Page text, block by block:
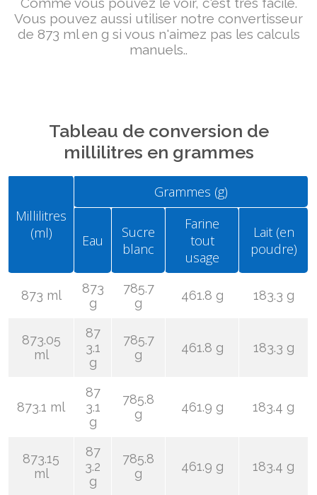
Vous pouvez aussi utiliser notre convertisseur
de 873 ml en g si vous n'aimez pas les calculs
manuels..
Tableau de conversion de
millilitres en grammes
Millilitres
(ml)
Grammes (g)
Eau
Sucre
blanc
Farine
tout
usage
Lait (en
poudre)
873 ml
873
g
785.7
g
461.8 g 183.3 g
873.05
ml
87
3.1
g
785.7
g
461.8 g 183.3 g
873.1 ml
87
3.1
g
785.8
g
461.9 g 183.4 g
873.15
ml
87
3.2
g
785.8
g
461.9 g 183.4 g